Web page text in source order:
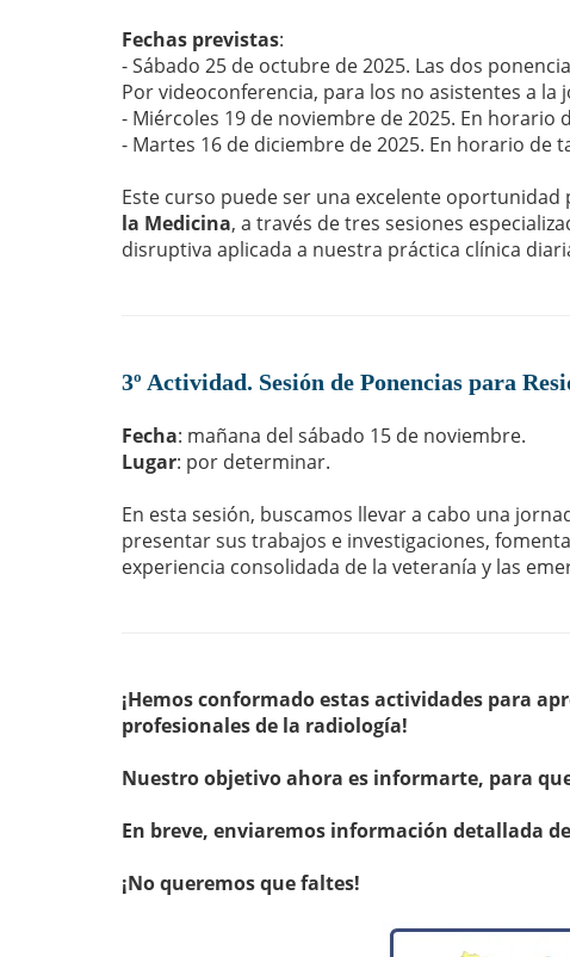
Fechas previstas:
- Sábado 25 de octubre de 2025. Las dos
Por videoconferencia, para los no asistentes a la
- Miércoles 19 de noviembre de 2025. En horario
- Martes 16 de diciembre de 2025. En horario de
Este curso puede ser una excelente
la Medicina, a través de tres sesiones
disruptiva aplicada a nuestra práctica clínica
3º Actividad. Sesión de Ponencias para
Fecha: mañana del sábado 15 de noviembre.
Lugar: por determinar.
En esta sesión, buscamos llevar a cabo una
presentar sus trabajos e investigaciones,
experiencia consolidada de la veteranía y las
¡Hemos conformado estas actividades para
profesionales de la radiología!
Nuestro objetivo ahora es informarte, para
En breve, enviaremos información detallada
¡No queremos que faltes!